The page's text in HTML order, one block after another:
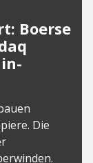
Boerse
Die